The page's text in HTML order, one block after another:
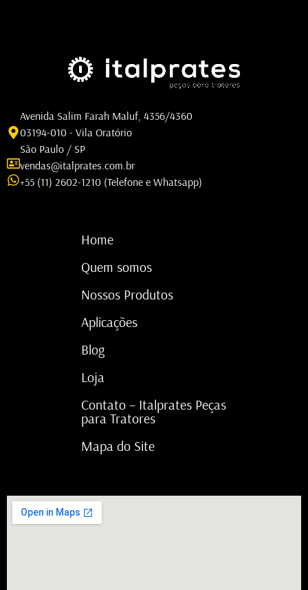
Avenida Salim Farah Maluf, 4356/4360
03194-010 - Vila Oratório
São Paulo / SP
vendas@italprates.com.br
+55 (11) 2602-1210 (Telefone e Whatsapp)
Home
Quem somos
Nossos Produtos
Aplicações
Blog
Loja
Contato – Italprates Peças
para Tratores
Mapa do Site